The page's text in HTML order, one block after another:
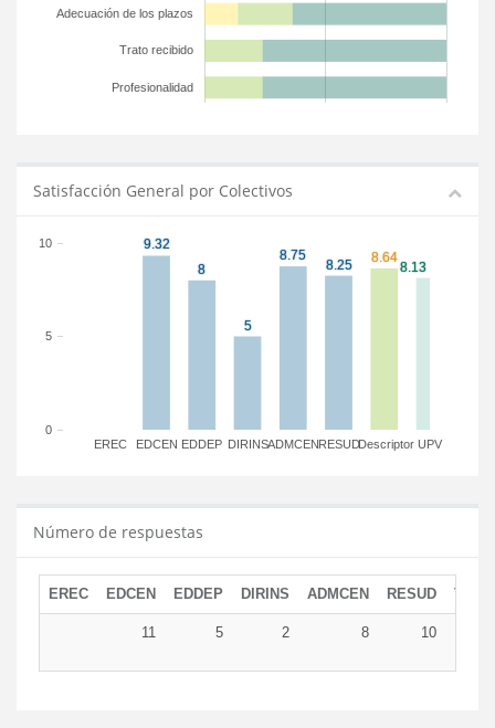
Adecuación de los plazos
Trato recibido
Profesionalidad
Satisfacción General por Colectivos
EREC EDCEN EDDEP DIRINSADMCENRESUDDescriptor UPV
0
5
10
Número de respuestas
EREC EDCEN EDDEP DIRINS ADMCEN RESUD
11 5 2 8 10